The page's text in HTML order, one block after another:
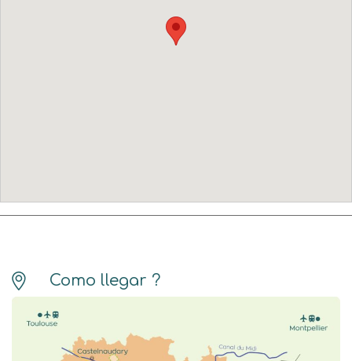
Como llegar ?